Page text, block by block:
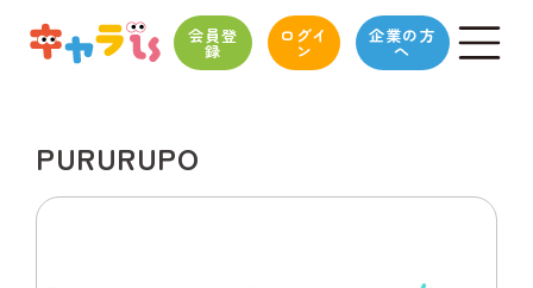
会員登
録
ログイ
ン
企業の方
へ
PURURUPO